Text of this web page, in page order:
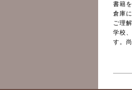
書籍
倉庫
ご理
学校
す。